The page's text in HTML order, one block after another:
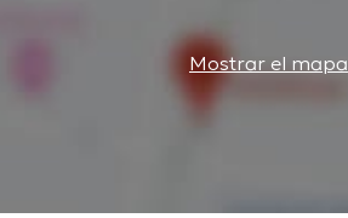
Mostrar el mapa